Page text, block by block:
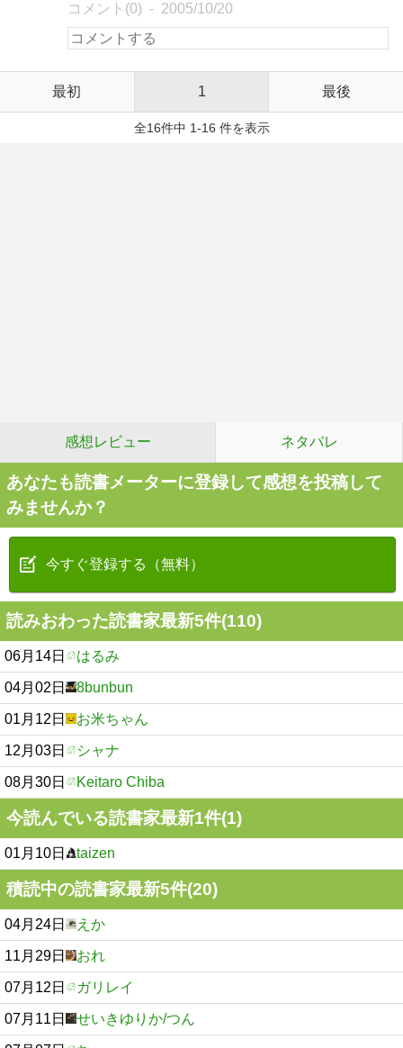
コメント(0) 2005/10/20
最初 1 最後
全16件中 1-16 件を表示
感想レビュー ネタバレ
あなたも読書メーターに登録して感想を投稿して
みませんか？
今すぐ登録する（無料）
読みおわった読書家最新5件(110)
06月14日 はるみ
04月02日 8bunbun
01月12日 お米ちゃん
12月03日 シャナ
08月30日 Keitaro Chiba
今読んでいる読書家最新1件(1)
01月10日 taizen
積読中の読書家最新5件(20)
04月24日 えか
11月29日 おれ
07月12日 ガリレイ
07月11日 せいきゆりか/つん